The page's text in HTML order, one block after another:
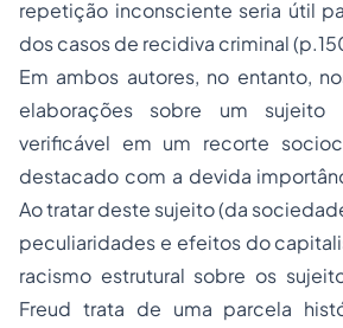
repetição inconsciente seria útil
dos casos de recidiva criminal
Em ambos autores, no entanto,
elaborações sobre um sujeito
verificável em um recorte
destacado com a devida
Ao tratar deste sujeito (da
peculiaridades e efeitos do
racismo estrutural sobre os
Freud trata de uma parcela